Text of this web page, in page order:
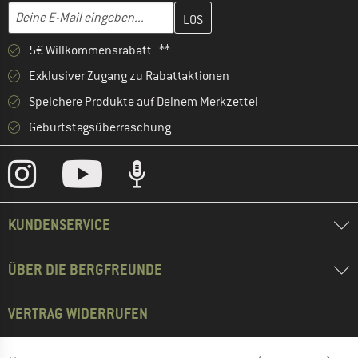
E-Mail-Adresse
Gib hier deine E-Mail-Adresse ein und erstelle im nächsten
5€ Willkommensrabatt **
Exklusiver Zugang zu Rabattaktionen
Speichere Produkte auf Deinem Merkzettel
Geburtstagsüberraschung
KUNDENSERVICE
ÜBER DIE BERGFREUNDE
VERTRAG WIDERRUFEN